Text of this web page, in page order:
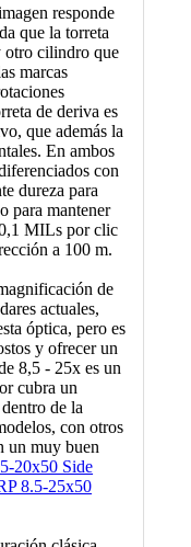
responde
que la torreta
otro cilindro que
marcas
de deriva es
que además la
En ambos
con
dureza para
para mantener
MILs por clic
a 100 m.
de
actuales,
óptica, pero es
y ofrecer un
8,5 - 25x es un
cubra un
de la
con otros
un muy buen
20x50 Side
8.5-25x50